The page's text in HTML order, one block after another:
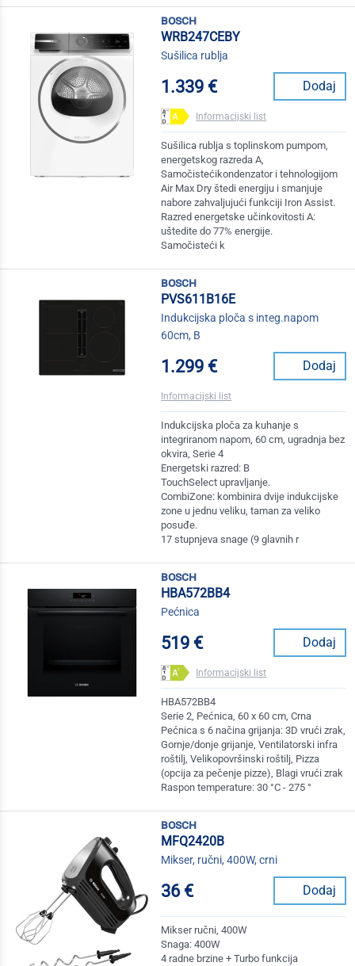
bosch
WRB247CEBY
Sušilica rublja
1.339 € Dodaj
Informacijski list
Sušilica rublja s toplinskom pumpom,
energetskog razreda A,
Samočistećikondenzator i tehnologijom
Air Max Dry štedi energiju i smanjuje
nabore zahvaljujući funkciji Iron Assist.
Razred energetske učinkovitosti A:
uštedite do 77% energije.
Samočisteći k
bosch
PVS611B16E
Indukcijska ploča s integ.napom
60cm, B
1.299 € Dodaj
Informacijski list
Indukcijska ploča za kuhanje s
integriranom napom, 60 cm, ugradnja bez
okvira, Serie 4
Energetski razred: B
TouchSelect upravljanje.
CombiZone: kombinira dvije indukcijske
zone u jednu veliku, taman za veliko
posuđe.
17 stupnjeva snage (9 glavnih r
bosch
HBA572BB4
Pećnica
519 € Dodaj
Informacijski list
HBA572BB4
Serie 2, Pećnica, 60 x 60 cm, Crna
Pećnica s 6 načina grijanja: 3D vrući zrak,
Gornje/donje grijanje, Ventilatorski infra
roštilj, Velikopovršinski roštilj, Pizza
(opcija za pečenje pizze), Blagi vrući zrak
Raspon temperature: 30 °C - 275 °
bosch
MFQ2420B
Mikser, ručni, 400W, crni
36 € Dodaj
Mikser ručni, 400W
Snaga: 400W
4 radne brzine + Turbo funkcija